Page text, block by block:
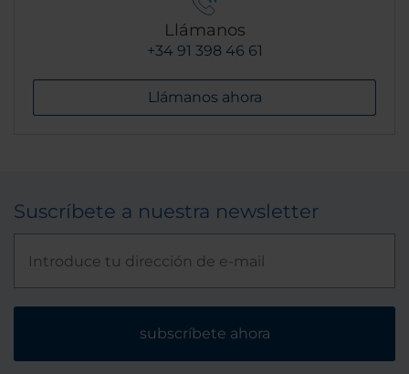
Llámanos
+34 91 398 46 61
Llámanos ahora
Suscríbete a nuestra newsletter
subscríbete ahora